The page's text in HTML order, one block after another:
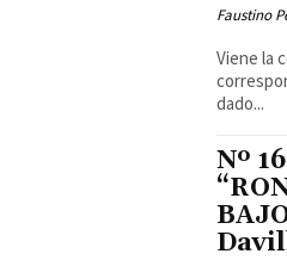
Faustino
Viene la
dado...
Nº